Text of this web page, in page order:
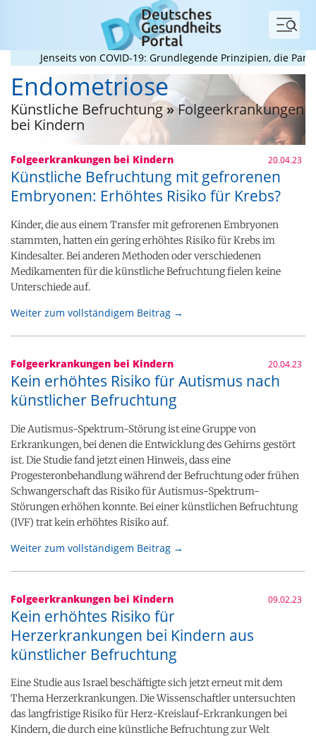
Menü
Jenseits von COVID-19: Grundlegende Prinzipien, die
Endometriose
Künstliche Befruchtung»Folgeerkrankungen
bei Kindern
Folgeerkrankungen bei Kindern 20.04.23
Künstliche Befruchtung mit gefrorenen
Embryonen: Erhöhtes Risiko für Krebs?
Kinder, die aus einem Transfer mit gefrorenen Embryonen
stammten, hatten ein gering erhöhtes Risiko für Krebs im
Kindesalter. Bei anderen Methoden oder verschiedenen
Medikamenten für die künstliche Befruchtung fielen keine
Unterschiede auf.
Weiter zum vollständigem Beitrag →
Folgeerkrankungen bei Kindern 20.04.23
Kein erhöhtes Risiko für Autismus nach
künstlicher Befruchtung
Die Autismus-Spektrum-Störung ist eine Gruppe von
Erkrankungen, bei denen die Entwicklung des Gehirns gestört
ist. Die Studie fand jetzt einen Hinweis, dass eine
Progesteronbehandlung während der Befruchtung oder frühen
Schwangerschaft das Risiko für Autismus-Spektrum-
Störungen erhöhen konnte. Bei einer künstlichen Befruchtung
(IVF) trat kein erhöhtes Risiko auf.
Weiter zum vollständigem Beitrag →
Folgeerkrankungen bei Kindern 09.02.23
Kein erhöhtes Risiko für
Herzerkrankungen bei Kindern aus
künstlicher Befruchtung
Eine Studie aus Israel beschäftigte sich jetzt erneut mit dem
Thema Herzerkrankungen. Die Wissenschaftler untersuchten
das langfristige Risiko für Herz-Kreislauf-Erkrankungen bei
Kindern, die durch eine künstliche Befruchtung zur Welt